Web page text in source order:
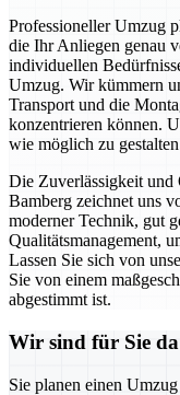
Professioneller Umzug
die Ihr Anliegen genau
individuellen
Umzug. Wir kümmern
Transport und die
konzentrieren können.
wie möglich zu
Die Zuverlässigkeit und
Bamberg zeichnet uns
moderner Technik, gut
Qualitätsmanagement,
Lassen Sie sich von
Sie von einem
abgestimmt ist.
Wir sind für Sie da
Sie planen einen